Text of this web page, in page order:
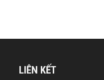
LIÊN KẾT